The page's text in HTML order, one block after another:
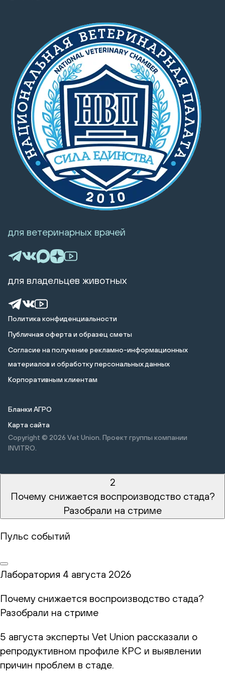
Политика конфиденциальности
Публичная оферта и образец сметы
Cогласие на получение рекламно-информационных
материалов и обработку персональных данных
Корпоративным клиентам
Бланки АГРО
Карта сайта
Copyright © 2026 Vet Union. Проект группы компании
INVITRO.
для ветеринарных врачей
для владельцев животных
2
Почему снижается воспроизводство стада?
Разобрали на стриме
Пульс событий
Лаборатория 4 августа 2026
Почему снижается воспроизводство стада?
Разобрали на стриме
5 августа эксперты Vet Union рассказали о
репродуктивном профиле КРС и выявлении
причин проблем в стаде.